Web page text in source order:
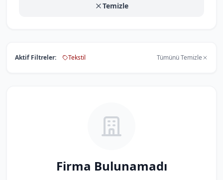
Temizle
Aktif Filtreler: Tekstil Tümünü Temizle
Firma Bulunamadı